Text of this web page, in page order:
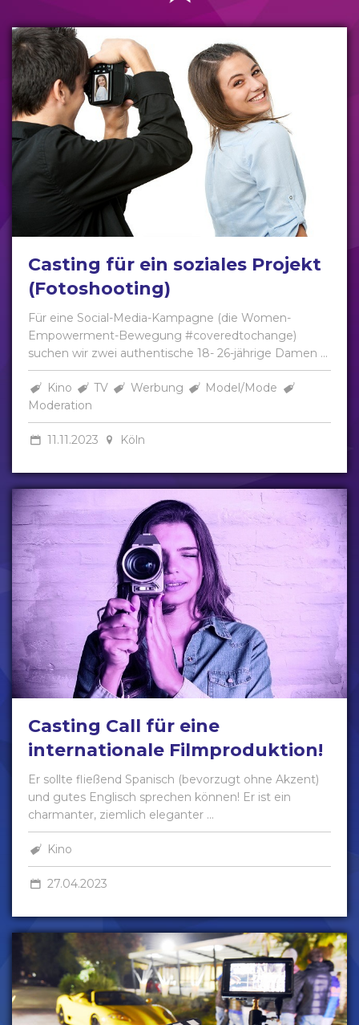
Casting für ein soziales Projekt
(Fotoshooting)
Für eine Social-Media-Kampagne (die Women-
Empowerment-Bewegung #coveredtochange)
suchen wir zwei authentische 18- 26-jährige Damen ...
Kino TV Werbung
Model/Mode
Moderation
11.11.2023 Köln
Casting Call für eine
internationale Filmproduktion!
Er sollte fließend Spanisch (bevorzugt ohne Akzent)
und gutes Englisch sprechen können! Er ist ein
charmanter, ziemlich eleganter ...
Kino
27.04.2023